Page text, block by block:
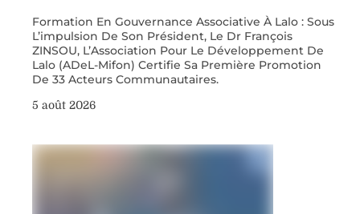
Formation En Gouvernance Associative À Lalo : Sous
L’impulsion De Son Président, Le Dr François
ZINSOU, L’Association Pour Le Développement De
Lalo (ADeL-Mifon) Certifie Sa Première Promotion
De 33 Acteurs Communautaires.
5 août 2026